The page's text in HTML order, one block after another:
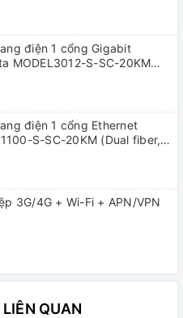
điện 1 cổng Gigabit
MODEL3012-S-SC-20KM
điện 1 cổng Ethernet
S-SC-20KM (Dual fiber,
3G/4G + Wi-Fi + APN/VPN
QUAN